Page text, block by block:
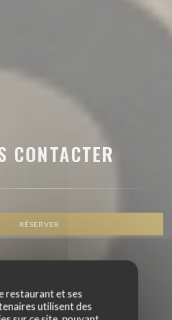
restaurant et ses
utilisent des
CONTACTER
RÉSERVER